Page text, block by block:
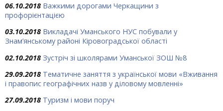
06.10.2018 Важкими дорогами Черкащини з
профорієнтацією
03.10.2018 Викладачі Уманського НУС побували у
Знам’янському районі Кіровоградської області
02.10.2018 Зустріч зі школярами Уманської ЗОШ №8
29.09.2018 Тематичне заняття з української мови «Вживання
і правопис географічних назв у діловому мовленні»
27.09.2018 Туризм і мови поруч